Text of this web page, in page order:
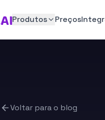
Produtos Preços
Voltar para o blog